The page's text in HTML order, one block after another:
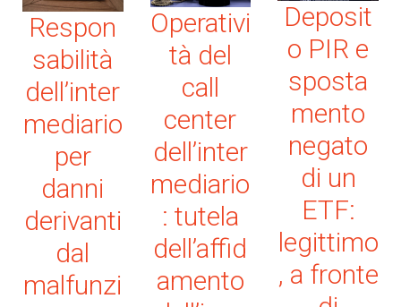
Respon
sabilità
dell’inter
mediario
per
danni
derivanti
dal
malfunzi
Operativi
tà del
call
center
dell’inter
mediario
: tutela
dell’affid
amento
Deposit
o PIR e
sposta
mento
negato
di un
ETF:
legittimo
, a fronte